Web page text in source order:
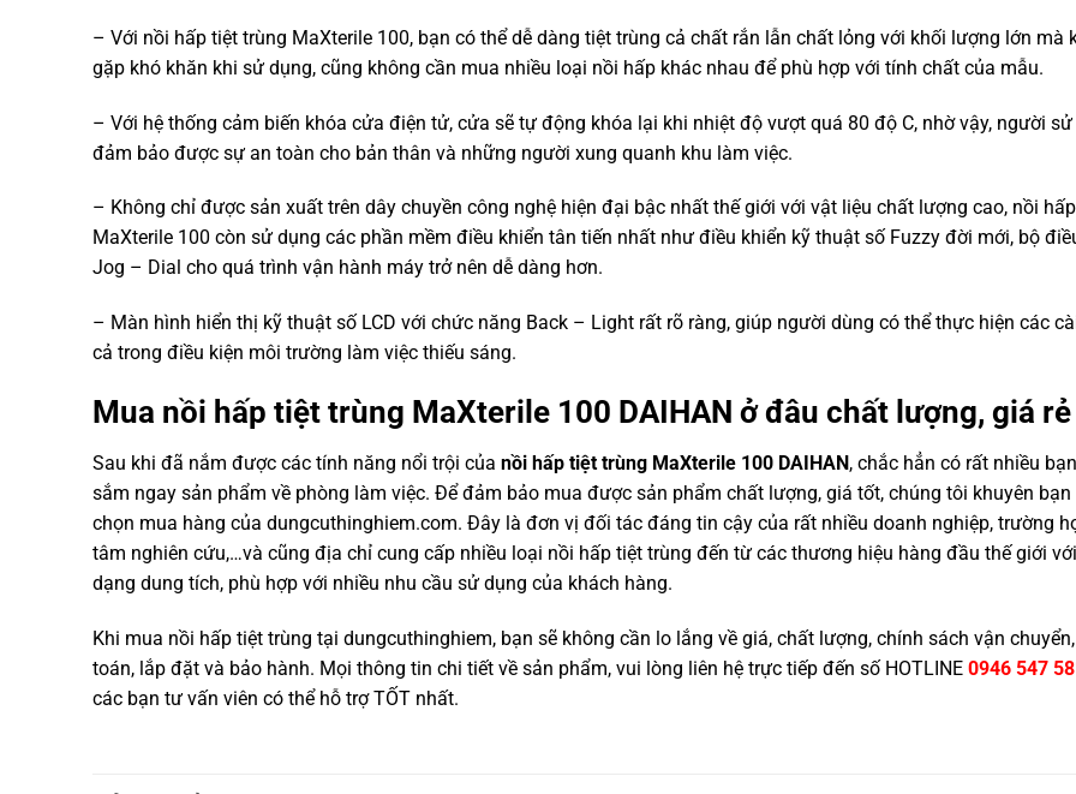
– Với nồi hấp tiệt trùng MaXterile 100, bạn có thể dễ dàng tiệt trùng cả chất rắn lẫn chất lỏng với khối lượng lớn mà
gặp khó khăn khi sử dụng, cũng không cần mua nhiều loại nồi hấp khác nhau để phù hợp với tính chất của mẫu.
– Với hệ thống cảm biến khóa cửa điện tử, cửa sẽ tự động khóa lại khi nhiệt độ vượt quá 80 độ C, nhờ vậy, người
đảm bảo được sự an toàn cho bản thân và những người xung quanh khu làm việc.
– Không chỉ được sản xuất trên dây chuyền công nghệ hiện đại bậc nhất thế giới với vật liệu chất lượng cao, nồi hấp
MaXterile 100 còn sử dụng các phần mềm điều khiển tân tiến nhất như điều khiển kỹ thuật số Fuzzy đời mới, bộ
Jog – Dial cho quá trình vận hành máy trở nên dễ dàng hơn.
– Màn hình hiển thị kỹ thuật số LCD với chức năng Back – Light rất rõ ràng, giúp người dùng có thể thực hiện các
cả trong điều kiện môi trường làm việc thiếu sáng.
Mua nồi hấp tiệt trùng MaXterile 100 DAIHAN ở đâu chất lượng, giá rẻ
Sau khi đã nắm được các tính năng nổi trội của nồi hấp tiệt trùng MaXterile 100 DAIHAN, chắc hẳn có rất nhiều
sắm ngay sản phẩm về phòng làm việc. Để đảm bảo mua được sản phẩm chất lượng, giá tốt, chúng tôi khuyên bạn
chọn mua hàng của dungcuthinghiem.com. Đây là đơn vị đối tác đáng tin cậy của rất nhiều doanh nghiệp, trường
tâm nghiên cứu,…và cũng địa chỉ cung cấp nhiều loại nồi hấp tiệt trùng đến từ các thương hiệu hàng đầu thế giới
dạng dung tích, phù hợp với nhiều nhu cầu sử dụng của khách hàng.
Khi mua nồi hấp tiệt trùng tại dungcuthinghiem, bạn sẽ không cần lo lắng về giá, chất lượng, chính sách vận
toán, lắp đặt và bảo hành. Mọi thông tin chi tiết về sản phẩm, vui lòng liên hệ trực tiếp đến số HOTLINE 0946 547
các bạn tư vấn viên có thể hỗ trợ TỐT nhất.